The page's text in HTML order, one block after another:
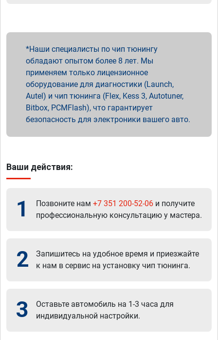
Наши специалисты по чип тюнингу
обладают опытом более 8 лет. Мы
применяем только лицензионное
оборудование для диагностики (Launch,
Autel) и чип тюнинга (Flex, Kess 3, Autotuner,
Bitbox, PCMFlash), что гарантирует
безопасность для электроники вашего авто.
Ваши действия:
1 Позвоните нам +7 351 200-52-06 и получите
профессиональную консультацию у мастера.
2
Запишитесь на удобное время и приезжайте
к нам в сервис на установку чип тюнинга.
3
Оставьте автомобиль на 1-3 часа для
индивидуальной настройки.